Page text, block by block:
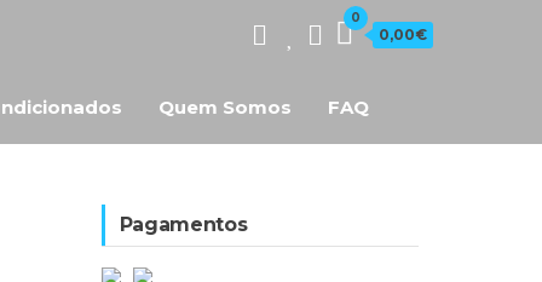
0
0,00€
Quem Somos FAQ
Pagamentos